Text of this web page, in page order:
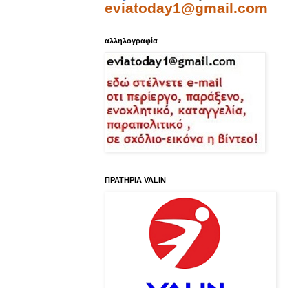
eviatoday1@gmail.com
αλληλογραφία
ΠΡΑΤΗΡΙΑ VALIN